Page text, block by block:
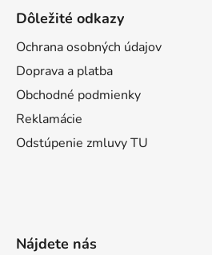
Dôležité odkazy
Ochrana osobných údajov
Doprava a platba
Obchodné podmienky
Reklamácie
Odstúpenie zmluvy TU
Nájdete nás